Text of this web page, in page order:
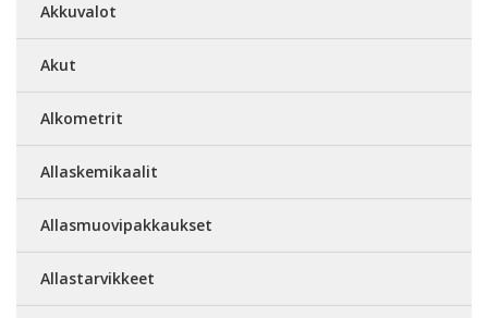
Akkuvalot
Akut
Alkometrit
Allaskemikaalit
Allasmuovipakkaukset
Allastarvikkeet